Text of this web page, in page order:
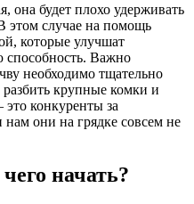
она будет плохо удерживать
этом случае на помощь
которые улучшат
способность. Важно
необходимо тщательно
крупные комки и
это конкуренты за
нам они на грядке совсем не
начать?